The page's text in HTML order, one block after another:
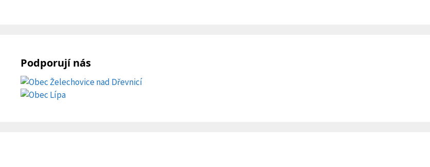
Podporují nás